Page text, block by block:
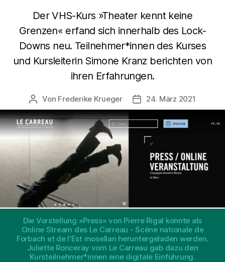
Der VHS-Kurs »Theater kennt keine
Grenzen« erfand sich innerhalb des Lock-
Downs neu. Teilnehmer*innen des Kurses
und Kursleiterin Simone Kranz berichten von
ihren Erfahrungen.
Beitragsautor
Von Frederike Krueger Beitragsdatum
24. März 2021
Die Vorstellung »Press« von Pierre Rigal konnte als
Online Stream des Le Carreau - Scène nationale de
Forbach et de l'Est mosellan heruntergeladen werden.
Juliette Ronceray vom Le Carreau gab dazu den
Kursteilnehmer*innen eine digitale Einführung.